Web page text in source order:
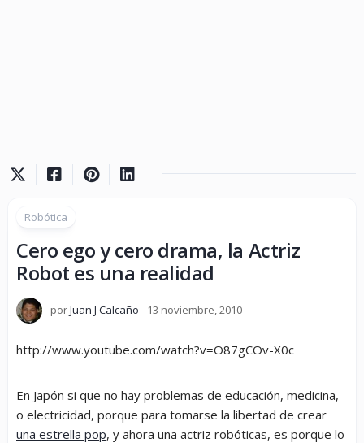
Robótica
Cero ego y cero drama, la Actriz
Robot es una realidad
porJuan J Calcaño 13 noviembre, 2010
http://www.youtube.com/watch?v=O87gCOv-X0c
En Japón si que no hay problemas de educación, medicina,
o electricidad, porque para tomarse la libertad de crear
una estrella pop, y ahora una actriz robóticas, es porque lo